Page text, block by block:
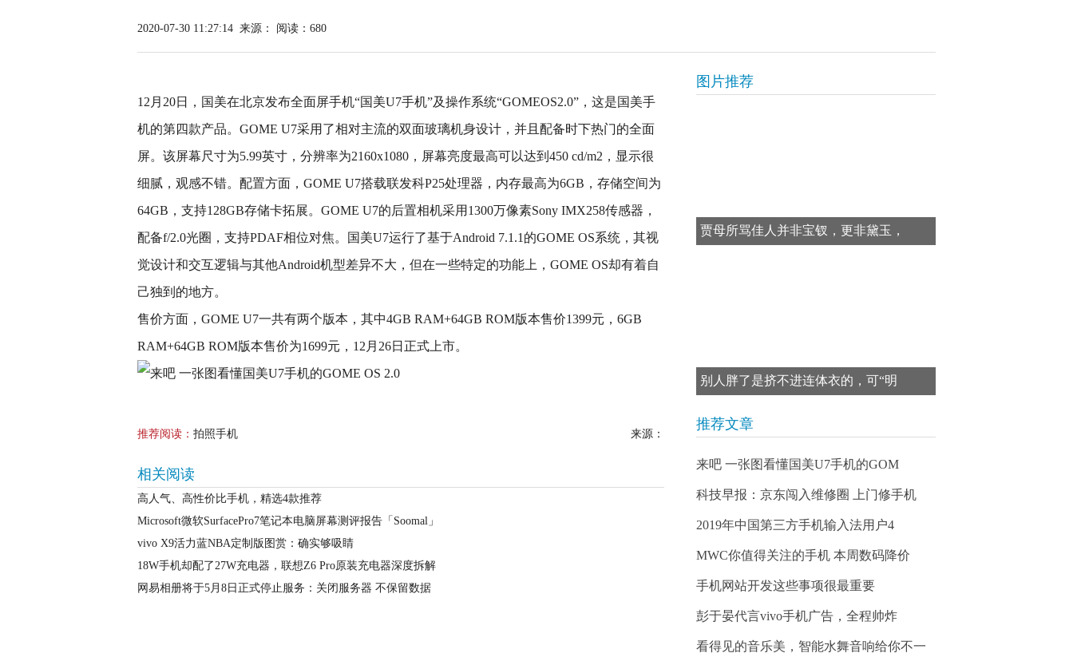
2020-07-30 11:27:14 来源： 阅读：680
12月20日，国美在北京发布全面屏手机“国美U7手机”及操作系统“GOMEOS2.0”，这是国美手
机的第四款产品。GOME U7采用了相对主流的双面玻璃机身设计，并且配备时下热门的全面
屏。该屏幕尺寸为5.99英寸，分辨率为2160x1080，屏幕亮度最高可以达到450 cd/m2，显示很
细腻，观感不错。配置方面，GOME U7搭载联发科P25处理器，内存最高为6GB，存储空间为
64GB，支持128GB存储卡拓展。GOME U7的后置相机采用1300万像素Sony IMX258传感器，
配备f/2.0光圈，支持PDAF相位对焦。国美U7运行了基于Android 7.1.1的GOME OS系统，其视
觉设计和交互逻辑与其他Android机型差异不大，但在一些特定的功能上，GOME OS却有着自
己独到的地方。
售价方面，GOME U7一共有两个版本，其中4GB RAM+64GB ROM版本售价1399元，6GB
RAM+64GB ROM版本售价为1699元，12月26日正式上市。
推荐阅读： 拍照手机 来源：
相关阅读
高人气、高性价比手机，精选4款推荐
Microsoft微软SurfacePro7笔记本电脑屏幕测评报告「Soomal」
vivo X9活力蓝NBA定制版图赏：确实够吸睛
18W手机却配了27W充电器，联想Z6 Pro原装充电器深度拆解
网易相册将于5月8日正式停止服务：关闭服务器 不保留数据
图片推荐
贾母所骂佳人并非宝钗，更非黛玉，
别人胖了是挤不进连体衣的，可“明
推荐文章
来吧 一张图看懂国美U7手机的GOM
科技早报：京东闯入维修圈 上门修手机
2019年中国第三方手机输入法用户4
MWC你值得关注的手机 本周数码降价
手机网站开发这些事项很最重要
彭于晏代言vivo手机广告，全程帅炸
看得见的音乐美，智能水舞音响给你不一